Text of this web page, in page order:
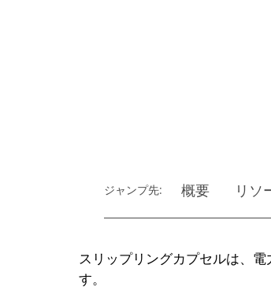
ジャンプ先: 概要 リソ
スリップリングカプセルは、
す。